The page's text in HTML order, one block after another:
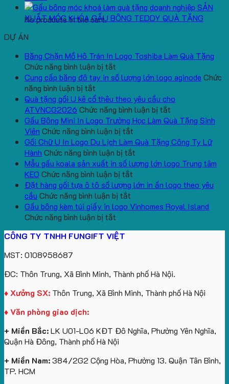
No products in the cart.
SẢN
XUẤT MÓC KHÓA GẤU BÔNG TEDDY QUÀ TẶNG
DỰ ÁN
Băng Chặn Mồ Hô Trán In Logo Toshiba Làm Quà Tặng
Chức năng bình luận bị tắt
Băng
Mồ
Hô
Trán
In
Logo
Toshiba
Làm
Quà
Tặng
Cung cấp băng đô tay in số lượng lớn logo aginode Chức
năng bình luận bị tắt
Cung
cấp
băng
đô
tay
in
số
lượng
lớn
logo
aginode
Quà tặng gối U kê cổ thêu theo yêu cầu cho
ATVNCG2026 Chức năng bình luận bị tắt
Quà
gối
kê
thêu
yêu
Gấu Bông Mini In Logo Trường Học Làm Quà Tặng Sinh
Viên Chức năng bình luận bị tắt
Gấu
Bông
Mini
Logo
Học
Gối Chữ U In Logo Du Lịch Làm Quà Tặng Công Ty Lữ
Hành Chức năng bình luận bị tắt
Gối
U
Logo
Công
Ty
Lữ
Mẫu gấu koala sản xuất in số lượng lớn logo Trung tâm
KEO Chức năng bình luận bị tắt
Mẫu
koala
lớn
logo
Trung
Đặt hàng gối tựa ô tô số lượng lớn in ấn logo theo yêu
cầu Chức năng bình luận bị tắt
Đặt
số
lượng
lớn
theo
cầu
Gấu bông kèm túi giấy in logo Vinhomes Royal Island
Chức năng bình luận bị tắt
bông
giấy
logo
CÔNG TY TNHH FUNGIFT VIỆT
MST: 0108958687
ĐC: Thôn Trung, Xã Bình Minh, Thành phố Hà Nội.
♦ Xưởng SX: Thôn Trung, Xã Bình Minh, Thành phố Hà Nội
♦ Văn phòng giao dịch:
+ Miền Bắc:LK U01-L06 KĐT Đô Nghĩa, Phường Yên Nghĩa,
Quận Hà Đông, Thành phố Hà Nội
+ Miền Nam:384/2G2 Cộng Hòa, Phường 13. Quận Tân Bình,
TP. HCM